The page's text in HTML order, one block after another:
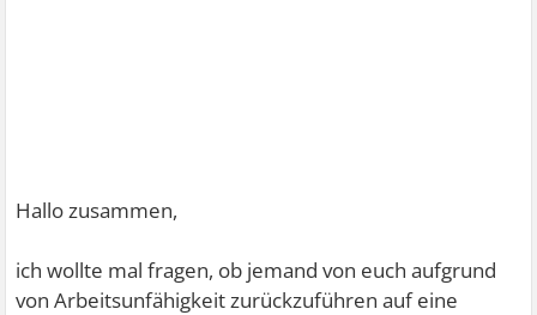
Hallo zusammen,
ich wollte mal fragen, ob jemand von euch aufgrund
von Arbeitsunfähigkeit zurückzuführen auf eine